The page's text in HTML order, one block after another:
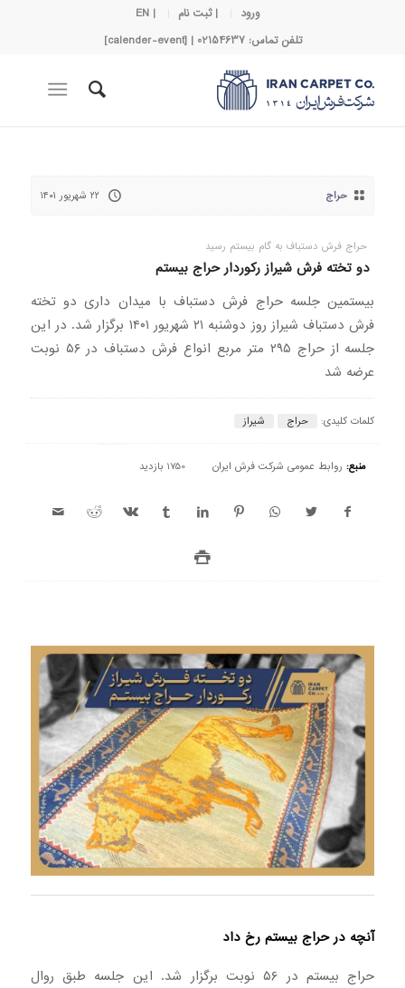
ورود | ثبت نام
| EN
تلفن تماس: 02154637 | [calender-event]
حراج ۲۲ شهریور ۱۴۰۱
حراج فرش دستباف به گام بیستم رسید
دو تخته فرش شیراز رکوردار حراج بیستم
بیستمین جلسه حراج فرش دستباف با میدان داری دو تخته
فرش دستباف شیراز روز دوشنبه ۲۱ شهریور ۱۴۰۱ برگزار شد. در این
جلسه از حراج ۲۹۵ متر مربع انواع فرش دستباف در ۵۶ نوبت
عرضه شد
کلمات کلیدی: حراج شیراز
منبع: روابط عمومی شرکت فرش ایران 1750 بازدید
آنچه در حراج بیستم رخ داد
حراج بیستم در ۵۶ نوبت برگزار شد. این جلسه طبق روال